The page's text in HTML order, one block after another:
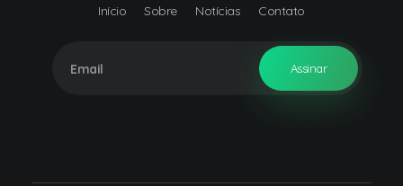
Início Sobre Notícias Contato